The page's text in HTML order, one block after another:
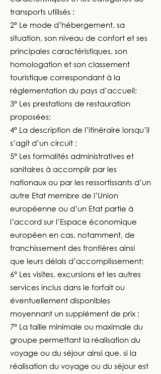
transports utilisés ;
2° Le mode d’hébergement, sa
situation, son niveau de confort et ses
principales caractéristiques, son
homologation et son classement
touristique correspondant à la
réglementation du pays d’accueil;
3° Les prestations de restauration
proposées;
4° La description de l’itinéraire lorsqu’il
s’agit d’un circuit ;
5° Les formalités administratives et
sanitaires à accomplir par les
nationaux ou par les ressortissants d’un
autre Etat membre de l’Union
européenne ou d’un Etat partie à
l’accord sur l’Espace économique
européen en cas, notamment, de
franchissement des frontières ainsi
que leurs délais d’accomplissement;
6° Les visites, excursions et les autres
services inclus dans le forfait ou
éventuellement disponibles
moyennant un supplément de prix ;
7° La taille minimale ou maximale du
groupe permettant la réalisation du
voyage ou du séjour ainsi que, si la
réalisation du voyage ou du séjour est